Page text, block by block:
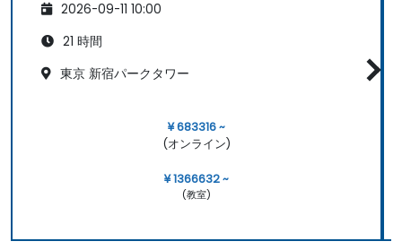
2026-09-11 10:00
21 時間
東京 新宿パークタワー
¥ 683316 ~
(オンライン)
¥ 1366632 ~
(教室)